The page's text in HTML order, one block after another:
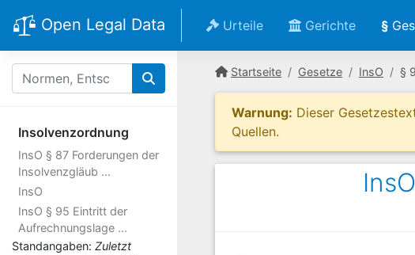
Open Legal Data Urteile Gerichte §
Insolvenzordnung
InsO § 87 Forderungen der
Insolvenzgläub ...
InsO
InsO § 95 Eintritt der
Aufrechnungslage ...
Standangaben: Zuletzt
Startseite Gesetze InsO §
Warnung: Dieser
Quellen.